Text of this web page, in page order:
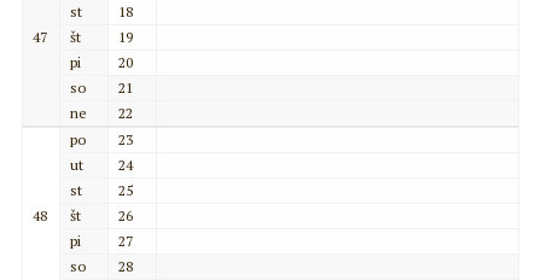
47
st
18
št
19
pi
20
so
21
ne
22
48
po
23
ut
24
st
25
št
26
pi
27
so
28